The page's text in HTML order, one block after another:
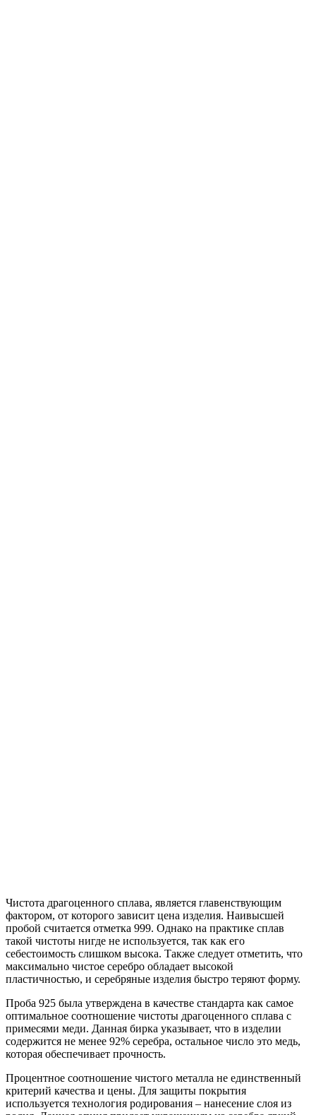
Чистота драгоценного сплава, является главенствующим
фактором, от которого зависит цена изделия. Наивысшей
пробой считается отметка 999. Однако на практике сплав
такой чистоты нигде не используется, так как его
себестоимость слишком высока. Также следует отметить, что
максимально чистое серебро обладает высокой
пластичностью, и серебряные изделия быстро теряют форму.
Проба 925 была утверждена в качестве стандарта как самое
оптимальное соотношение чистоты драгоценного сплава с
примесями меди. Данная бирка указывает, что в изделии
содержится не менее 92% серебра, остальное число это медь,
которая обеспечивает прочность.
Процентное соотношение чистого металла не единственный
критерий качества и цены. Для защиты покрытия
используется технология родирования – нанесение слоя из